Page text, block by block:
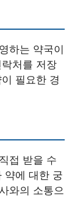
하는 약국이
처를 저장
필요한 경
접 받을 수
약에 대한 궁
와의 소통으